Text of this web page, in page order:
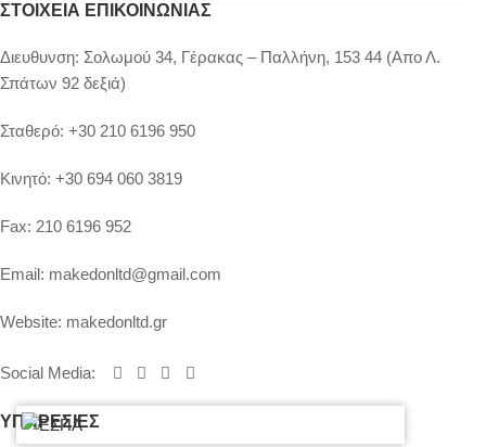
ΣΤΟΙΧΕΊΑ ΕΠΙΚΟΙΝΩΝΊΑΣ
Διευθυνση: Σολωμού 34, Γέρακας – Παλλήνη, 153 44 (Απο Λ.
Σπάτων 92 δεξιά)
Σταθερό: +30 210 6196 950
Κινητό: +30 694 060 3819
Fax: 210 6196 952
Email: makedonltd@gmail.com
Website: makedonltd.gr
Social Media:
ΥΠΗΡΕΣΙΕΣ